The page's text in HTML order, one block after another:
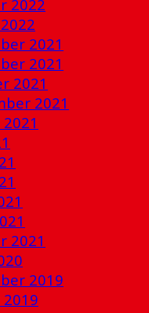
2022
2021
2021
2021
2021
2021
2019